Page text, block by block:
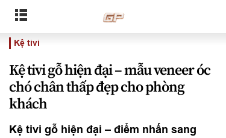
Kệ tivi
Kệ tivi gỗ hiện đại – mẫu veneer óc
chó chân thấp đẹp cho phòng
khách
Kệ tivi gỗ hiện đại – điểm nhấn sang